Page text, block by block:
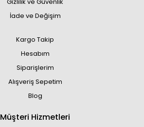
Gizlilik ve Güvenlik
İade ve Değişim
Kargo Takip
Hesabım
Siparişlerim
Alışveriş Sepetim
Blog
Müşteri Hizmetleri